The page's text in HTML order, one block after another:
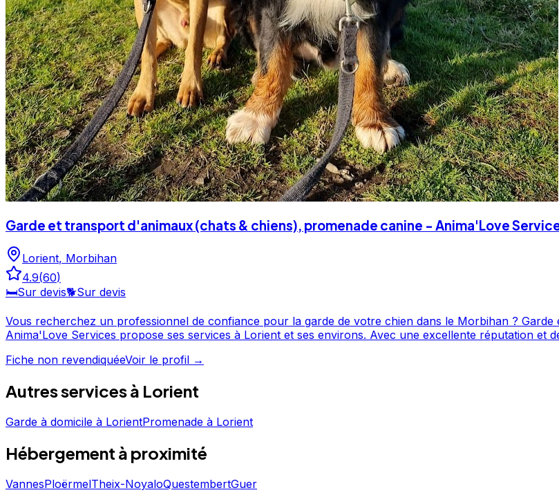
Garde et transport d'animaux (chats & chiens), promenade canine - Anima'Love
Lorient, Morbihan
4.9(60)
🛏️Sur devis🐕Sur devis
Vous recherchez un professionnel de confiance pour la garde de votre chien dans le Morbihan ?
Anima'Love Services propose ses services à Lorient et ses environs. Avec une excellente réputation et de nombreux avis clients, ce professionnel a su gagner la confiance
canine - Anima'Love Services est un professionnel du service canin situé à Lorient. Noté 4.9/5 ⭐⭐⭐⭐⭐
Fiche non revendiquéeVoir le profil →
Autres services à Lorient
Garde à domicile à LorientPromenade à Lorient
Hébergement à proximité
VannesPloërmelTheix-NoyaloQuestembertGuer